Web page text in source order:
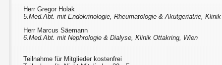
Herr Gregor Holak
5.Med.Abt. mit Endokrinologie, Rheumatologie & Akutgeriatrie,
Herr Marcus Säemann
6.Med.Abt. mit Nephrologie & Dialyse, Klinik Ottakring, Wien
Teilnahme für Mitglieder kostenfrei